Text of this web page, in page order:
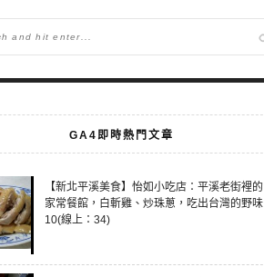
GA4即時熱門文章
【新北平溪美食】怡如小吃店：平溪老街裡的
家常餐館，白斬雞、炒珠蔥，吃出台灣的野味
10(線上：34)